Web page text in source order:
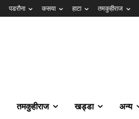
पडरौना कसया हाटा तमकुहीराज
तमकुहीराज खड्डा अन्य